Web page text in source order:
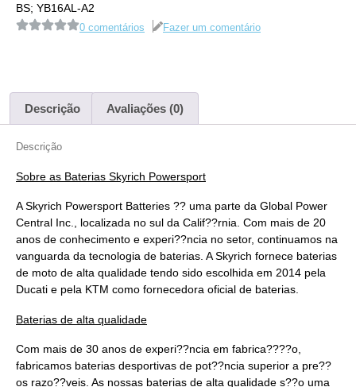
BS; YB16AL-A2
0 comentários Fazer um comentário
Descrição Avaliações (0)
Descrição
Sobre as Baterias Skyrich Powersport
A Skyrich Powersport Batteries ?? uma parte da Global Power
Central Inc., localizada no sul da Calif??rnia. Com mais de 20
anos de conhecimento e experi??ncia no setor, continuamos na
vanguarda da tecnologia de baterias. A Skyrich fornece baterias
de moto de alta qualidade tendo sido escolhida em 2014 pela
Ducati e pela KTM como fornecedora oficial de baterias.
Baterias de alta qualidade
Com mais de 30 anos de experi??ncia em fabrica????o,
fabricamos baterias desportivas de pot??ncia superior a pre??
os razo??veis. As nossas baterias de alta qualidade s??o uma